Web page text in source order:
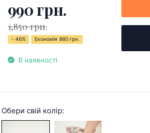
990 грн.
1,850 грн.
- 46% Економія 860 грн.
В наявності
Обери свій колір: